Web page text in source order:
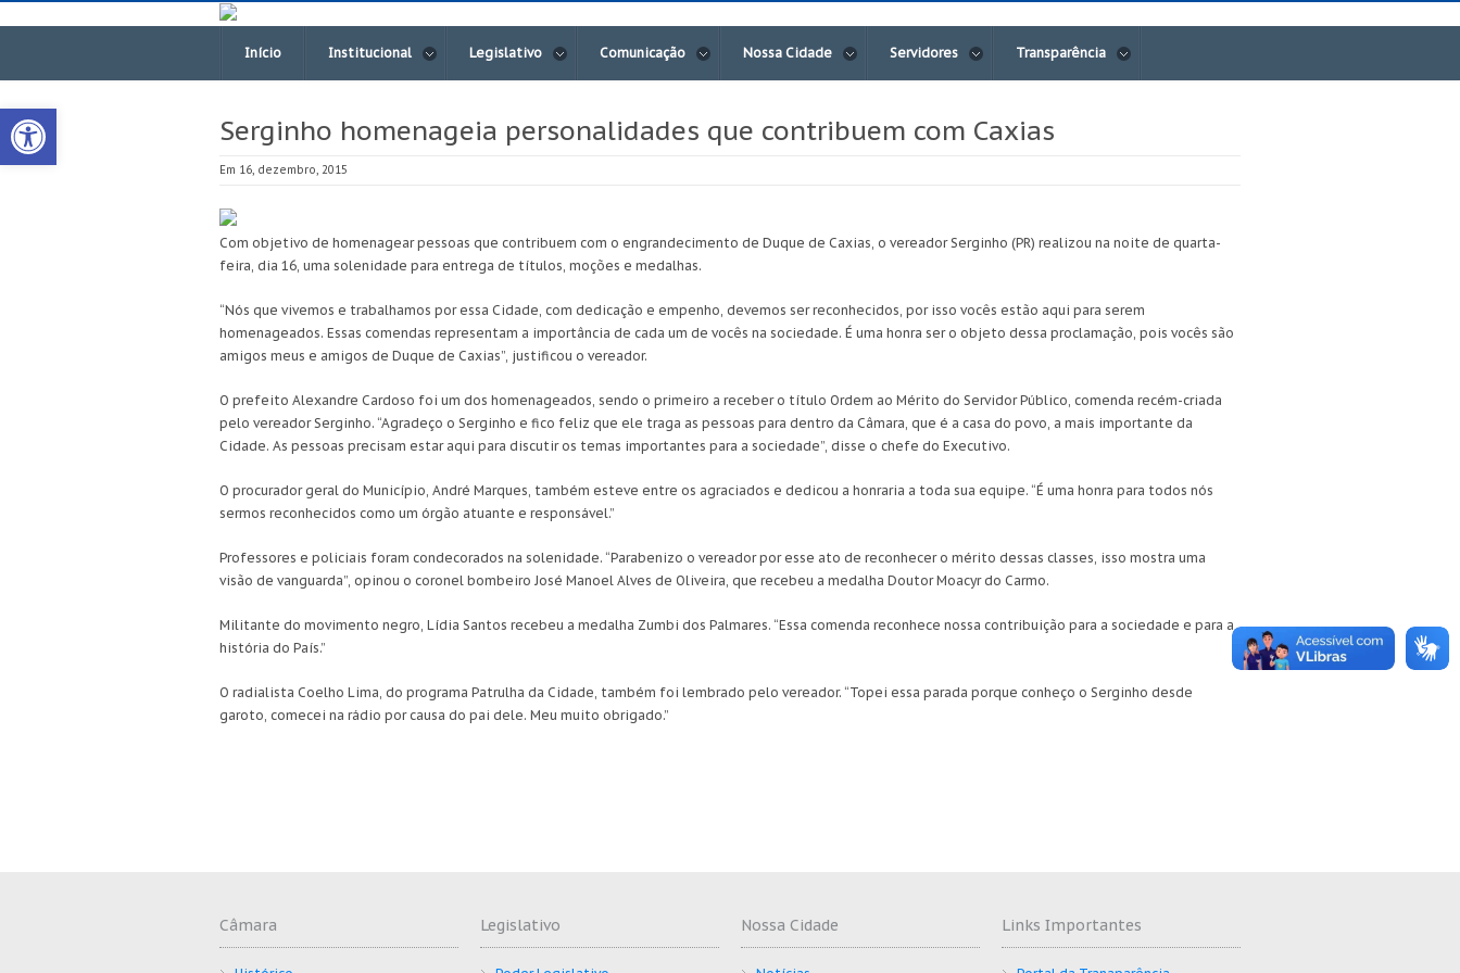
Open toolbar
Início Institucional Legislativo Comunicação Nossa Cidade Servidores Transparência
Serginho homenageia personalidades que contribuem com Caxias
Em 16, dezembro, 2015
Com objetivo de homenagear pessoas que contribuem com o engrandecimento de Duque de Caxias, o vereador Serginho (PR) realizou na noite de quarta-
feira, dia 16, uma solenidade para entrega de títulos, moções e medalhas.
“Nós que vivemos e trabalhamos por essa Cidade, com dedicação e empenho, devemos ser reconhecidos, por isso vocês estão aqui para serem
homenageados. Essas comendas representam a importância de cada um de vocês na sociedade. É uma honra ser o objeto dessa proclamação, pois vocês são
amigos meus e amigos de Duque de Caxias”, justificou o vereador.
O prefeito Alexandre Cardoso foi um dos homenageados, sendo o primeiro a receber o título Ordem ao Mérito do Servidor Público, comenda recém-criada
pelo vereador Serginho. “Agradeço o Serginho e fico feliz que ele traga as pessoas para dentro da Câmara, que é a casa do povo, a mais importante da
Cidade. As pessoas precisam estar aqui para discutir os temas importantes para a sociedade”, disse o chefe do Executivo.
O procurador geral do Município, André Marques, também esteve entre os agraciados e dedicou a honraria a toda sua equipe. “É uma honra para todos nós
sermos reconhecidos como um órgão atuante e responsável.”
Professores e policiais foram condecorados na solenidade. “Parabenizo o vereador por esse ato de reconhecer o mérito dessas classes, isso mostra uma
visão de vanguarda”, opinou o coronel bombeiro José Manoel Alves de Oliveira, que recebeu a medalha Doutor Moacyr do Carmo.
Militante do movimento negro, Lídia Santos recebeu a medalha Zumbi dos Palmares. “Essa comenda reconhece nossa contribuição para a sociedade e para a
história do País.”
O radialista Coelho Lima, do programa Patrulha da Cidade, também foi lembrado pelo vereador. “Topei essa parada porque conheço o Serginho desde
garoto, comecei na rádio por causa do pai dele. Meu muito obrigado.”
Câmara Legislativo Nossa Cidade Links Importantes